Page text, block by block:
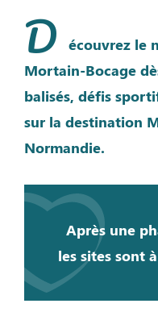
D
écouvrez le
Mortain-Bocage
balisés, défis
sur la destination
Normandie.
Après une
les sites sont